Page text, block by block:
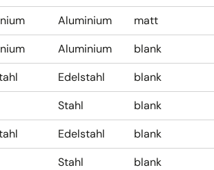
Aluminium
matt
Aluminium
blank
Edelstahl
blank
Stahl
blank
Edelstahl
blank
Stahl
blank